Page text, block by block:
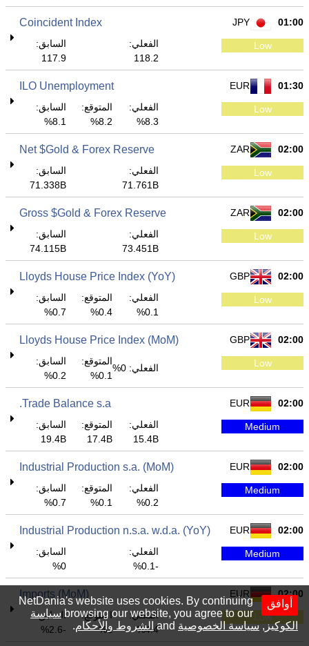
01:00
JPY
Coincident Index
Low
الفعلي:
118.2
السابق:
117.9
01:30
EUR
ILO Unemployment
Low
الفعلي:
8.3%
المتوقع:
8.2%
السابق:
8.1%
02:00
ZAR
Net $Gold & Forex Reserve
Low
الفعلي:
71.761B
السابق:
71.338B
02:00
ZAR
Gross $Gold & Forex Reserve
Low
الفعلي:
73.451B
السابق:
74.115B
02:00
GBP
Lloyds House Price Index (YoY)
Low
الفعلي:
0.1%
المتوقع:
0.4%
السابق:
0.7%
02:00
GBP
Lloyds House Price Index (MoM)
Low الفعلي: 0%
المتوقع:
0.1%
السابق:
0.2%
02:00
EUR
Trade Balance s.a.
Medium
الفعلي:
15.4B
المتوقع:
17.4B
السابق:
19.4B
02:00
EUR
Industrial Production s.a. (MoM)
Medium
الفعلي:
0.2%
المتوقع:
0.1%
السابق:
0.7%
02:00
EUR
Industrial Production n.s.a. w.d.a. (YoY)
Medium
الفعلي:
-0.1%
السابق:
0%
02:00
EUR
Imports (MoM)
Low
الفعلي:
4.4%
المتوقع:
1%
السابق:
-2.6%
أوافق
NetDania's website uses cookies. By continuing
browsing our website, you agree to our سياسة
الكوكيز,سياسة الخصوصية الشروط والأحكام.